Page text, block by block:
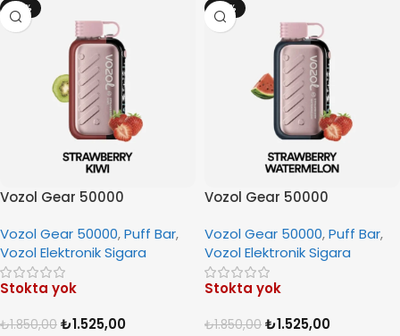
-18%
Vozol Gear 50000
Vozol Gear 50000,Puff Bar,
Vozol Elektronik Sigara
Stokta yok
₺1.850,00 ₺1.525,00
-18%
Vozol Gear 50000
Vozol Gear 50000,Puff Bar,
Vozol Elektronik Sigara
Stokta yok
₺1.850,00 ₺1.525,00